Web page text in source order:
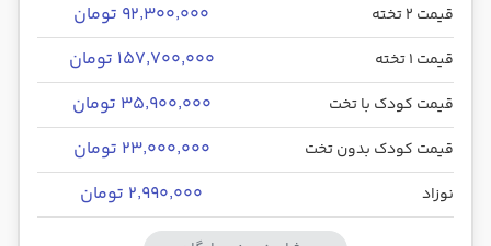
قیمت 2 تخته ۹۲٬۳۰۰٬۰۰۰ تومان
قیمت 1 تخته ۱۵۷٬۷۰۰٬۰۰۰ تومان
قیمت کودک با تخت ۳۵٬۹۰۰٬۰۰۰ تومان
قیمت کودک بدون تخت ۲۳٬۰۰۰٬۰۰۰ تومان
نوزاد ۲٬۹۹۰٬۰۰۰ تومان